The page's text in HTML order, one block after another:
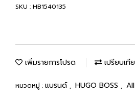
SKU : HB1540135
เพิ่มรายการโปรด เปรียบเที
หมวดหมู่ : แบรนด์ , HUGO BOSS ,